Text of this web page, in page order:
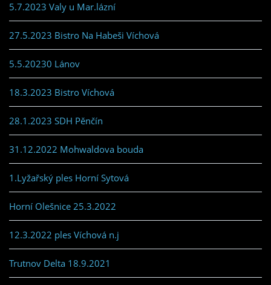
5.7.2023 Valy u Mar.lázní
27.5.2023 Bistro Na Habeši Víchová
5.5.20230 Lánov
18.3.2023 Bistro Víchová
28.1.2023 SDH Pěnčín
31.12.2022 Mohwaldova bouda
1.Lyžařský ples Horní Sytová
Horní Olešnice 25.3.2022
12.3.2022 ples Víchová n.j
Trutnov Delta 18.9.2021